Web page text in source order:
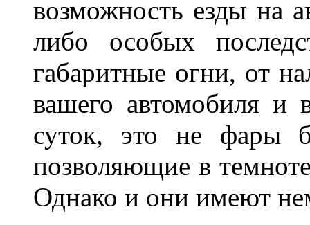
возможность езды на
либо особых
габаритные огни, от
вашего автомобиля и
суток, это не фары
позволяющие в
Однако и они имеют